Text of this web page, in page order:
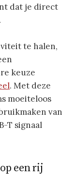
dat je direct
te halen,
keuze
. Met deze
moeiteloos
van
T signaal
een rij